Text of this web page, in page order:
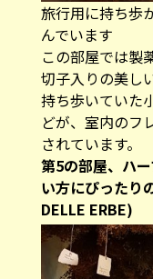
旅行用に持ち歩
んでいます
この部屋では製
切子入りの美し
持ち歩いていた
どが、室内のフ
されています。
第5の部屋、ハ
い方にぴったり
DELLE ERBE)